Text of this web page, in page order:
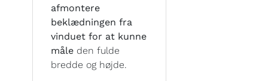
afmontere
beklædningen fra
vinduet for at kunne
måle den fulde
bredde og højde.